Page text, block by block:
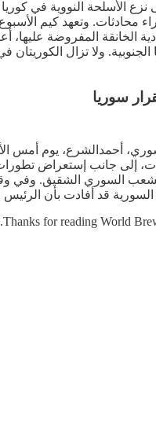
محادثات. وتعهد كيم
سوريا
أحمدالشرع، يوم أمس
إلى جانب إستعراض
السوري الشقيق.
قد أفادت بأن الرئيس
Thanks for reading World